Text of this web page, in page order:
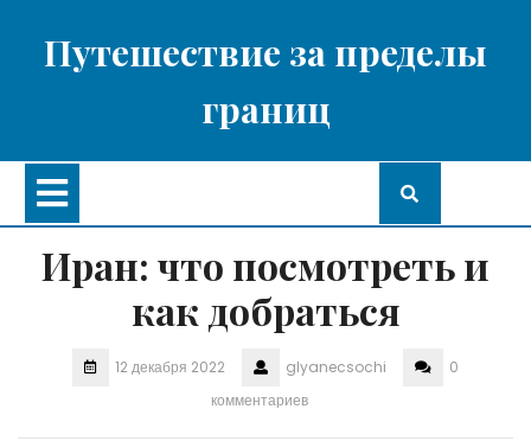
содержимому
Путешествие за пределы
границ
Открыть
Иран: что посмотреть и
как добраться
12 декабря 2022 glyanecsochi
0
комментариев